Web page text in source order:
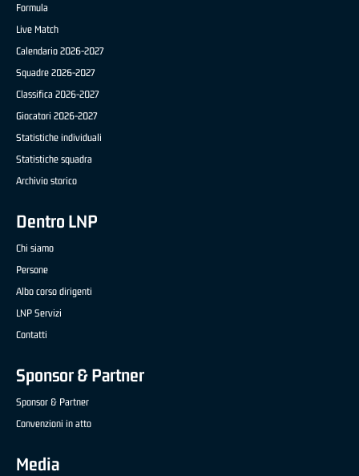
Formula
Live Match
Calendario 2026-2027
Squadre 2026-2027
Classifica 2026-2027
Giocatori 2026-2027
Statistiche individuali
Statistiche squadra
Archivio storico
Dentro LNP
Chi siamo
Persone
Albo corso dirigenti
LNP Servizi
Contatti
Sponsor & Partner
Sponsor & Partner
Convenzioni in atto
Media